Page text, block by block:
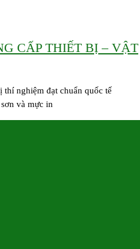
CẤP THIẾT BỊ – VẬT
nghiệm đạt chuẩn quốc tế
và mực in